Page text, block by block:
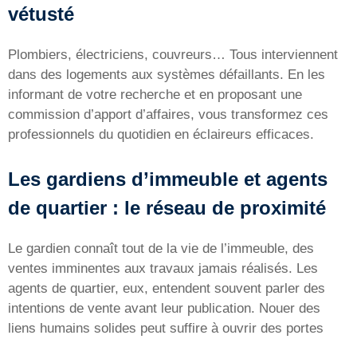
vétusté
Plombiers, électriciens, couvreurs… Tous interviennent
dans des logements aux systèmes défaillants. En les
informant de votre recherche et en proposant une
commission d’apport d’affaires, vous transformez ces
professionnels du quotidien en éclaireurs efficaces.
Les gardiens d’immeuble et agents
de quartier : le réseau de proximité
Le gardien connaît tout de la vie de l’immeuble, des
ventes imminentes aux travaux jamais réalisés. Les
agents de quartier, eux, entendent souvent parler des
intentions de vente avant leur publication. Nouer des
liens humains solides peut suffire à ouvrir des portes